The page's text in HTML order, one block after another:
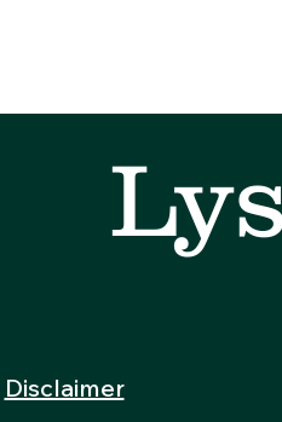
Disclaimer